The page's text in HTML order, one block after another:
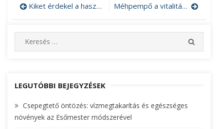
Bejegyzés
navigáció
Kiket érdekel a használtautó felvásárlás Budapest városában? Méhpempő a vitalitásunk megőrzéséért
e
c
f
o
E
LEGUTÓBBI BEJEGYZÉSEK
Csepegtető öntözés: vízmegtakarítás és egészséges
növények az Esőmester módszerével